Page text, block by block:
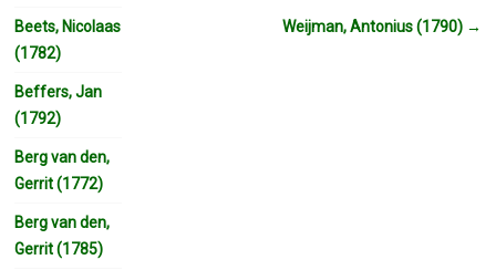
Weijman, Antonius (1790) →
Beets, Nicolaas
(1782)
Beffers, Jan
(1792)
Berg van den,
Gerrit (1772)
Berg van den,
Gerrit (1785)